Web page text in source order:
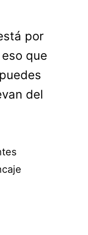
por
que
del